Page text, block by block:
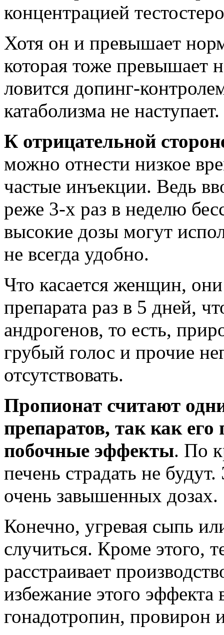
концентрацией
Хотя он и превышает
которая тоже превышает
ловится допинг-
катаболизма не наступает.
К отрицательной
можно отнести низкое
частые инъекции. Ведь
реже 3-х раз в неделю
высокие дозы могут
не всегда удобно.
Что касается женщин,
препарата раз в 5 дней,
андрогенов, то есть,
грубый голос и прочие
отсутствовать.
Пропионат считают
препаратов, так как
побочные эффекты. По
печень страдать не
очень завышенных дозах.
Конечно, угревая сыпь
случиться. Кроме этого,
расстраивает
избежание этого
гонадотропин, провирон